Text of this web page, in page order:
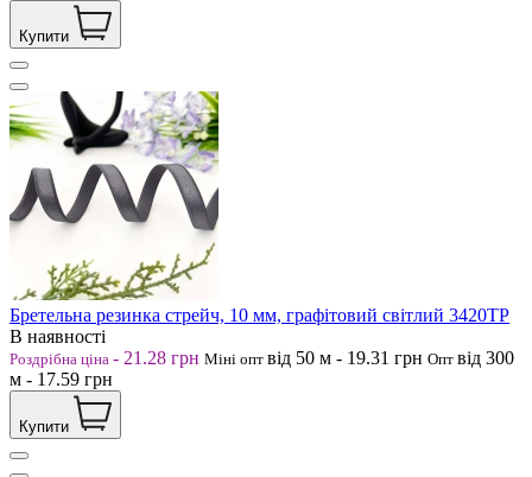
Купити
Бретельна резинка стрейч, 10 мм, графітовий світлий 3420ТР
В наявності
Роздрібна ціна - 21.28 грн Міні опт від 50 м - 19.31 грн Опт від 300
м - 17.59 грн
Купити